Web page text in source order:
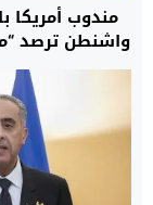
مندوب أمريكا
واشنطن ترصد
بالمسار